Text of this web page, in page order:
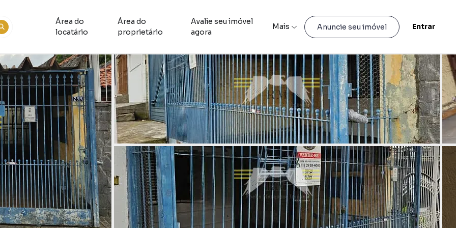
Área do
locatário
Área do
proprietário
Avalie seu imóvel
agora
Mais Anuncie seu imóvel Entrar